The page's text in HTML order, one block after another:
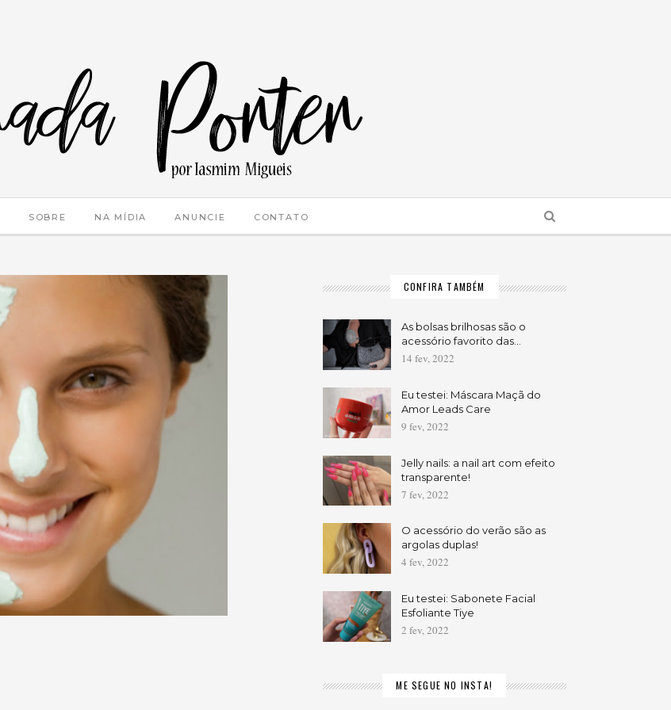
SOBRE NA MÍDIA ANUNCIE CONTATO
CONFIRA TAMBÉM
As bolsas brilhosas são o
acessório favorito das…
14 fev, 2022
Eu testei: Máscara Maçã do
Amor Leads Care
9 fev, 2022
Jelly nails: a nail art com efeito
transparente!
7 fev, 2022
O acessório do verão são as
argolas duplas!
4 fev, 2022
Eu testei: Sabonete Facial
Esfoliante Tiye
2 fev, 2022
ME SEGUE NO INSTA!